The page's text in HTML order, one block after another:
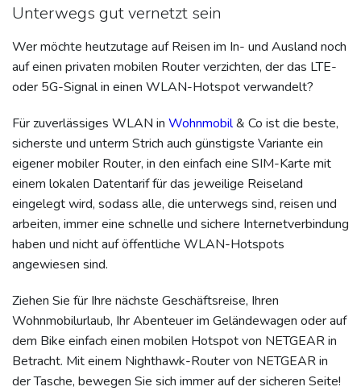
Unterwegs gut vernetzt sein
Wer möchte heutzutage auf Reisen im In- und Ausland noch
auf einen privaten mobilen Router verzichten, der das LTE-
oder 5G-Signal in einen WLAN-Hotspot verwandelt?
Für zuverlässiges WLAN in Wohnmobil& Co ist die beste,
sicherste und unterm Strich auch günstigste Variante ein
eigener mobiler Router, in den einfach eine SIM-Karte mit
einem lokalen Datentarif für das jeweilige Reiseland
eingelegt wird, sodass alle, die unterwegs sind, reisen und
arbeiten, immer eine schnelle und sichere Internetverbindung
haben und nicht auf öffentliche WLAN-Hotspots
angewiesen sind.
Ziehen Sie für Ihre nächste Geschäftsreise, Ihren
Wohnmobilurlaub, Ihr Abenteuer im Geländewagen oder auf
dem Bike einfach einen mobilen Hotspot von NETGEAR in
Betracht. Mit einem Nighthawk-Router von NETGEAR in
der Tasche, bewegen Sie sich immer auf der sicheren Seite!